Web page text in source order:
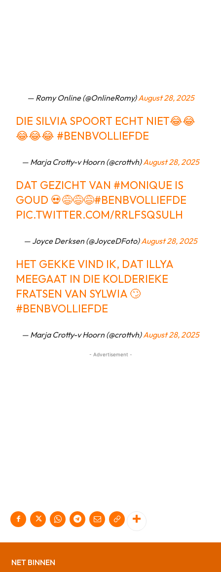
— Romy Online (@OnlineRomy)August 28, 2025
DIE SILVIA SPOORT ECHT NIET😂😂
😂😂😂 #BENBVOLLIEFDE
— Marja Crotty-v Hoorn (@crottvh)August 28, 2025
DAT GEZICHT VAN #MONIQUE IS
GOUD 💀😅😅😅#BENBVOLLIEFDE
PIC.TWITTER.COM/RRLFSQSULH
— Joyce Derksen (@JoyceDFoto)August 28, 2025
HET GEKKE VIND IK, DAT ILLYA
MEEGAAT IN DIE KOLDERIEKE
FRATSEN VAN SYLWIA 🙄
#BENBVOLLIEFDE
— Marja Crotty-v Hoorn (@crottvh)August 28, 2025
- Advertisement -
NET BINNEN